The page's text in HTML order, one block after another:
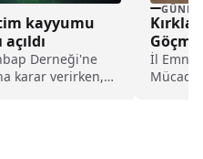
kayyumu
Derneği'ne
karar verirken,
İl